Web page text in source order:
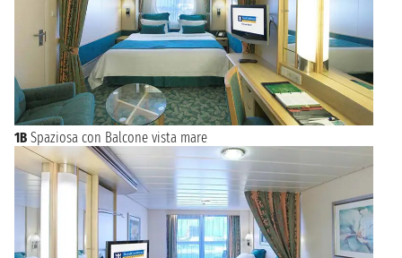
1B Spaziosa con Balcone vista mare